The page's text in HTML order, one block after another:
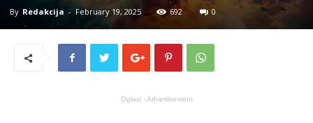
By Redakcija - February 19, 2025 692 0
Oglasi - Advertisement